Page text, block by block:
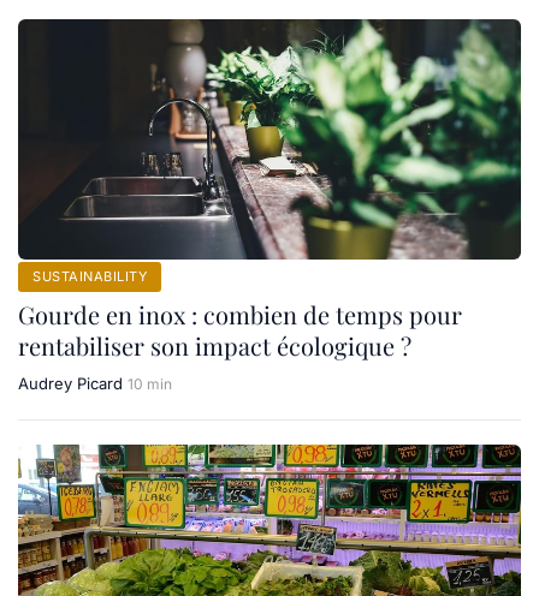
SUSTAINABILITY
Gourde en inox : combien de temps pour
rentabiliser son impact écologique ?
Audrey Picard 10 min